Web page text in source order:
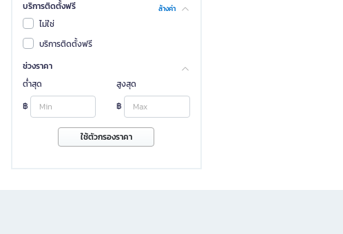
บริการติดตั้งฟรี
ล้างค่า
ไม่ใช่
บริการติดตั้งฟรี
ช่วงราคา
ต่ำสุด
฿
สูงสุด
฿
ใช้ตัวกรองราคา